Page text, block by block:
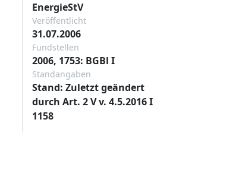
EnergieStV
Veröffentlicht
31.07.2006
Fundstellen
2006, 1753: BGBl I
Standangaben
Stand: Zuletzt geändert
durch Art. 2 V v. 4.5.2016 I
1158